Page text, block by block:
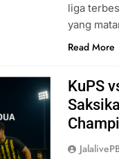
liga
yang
Read More
KuPS